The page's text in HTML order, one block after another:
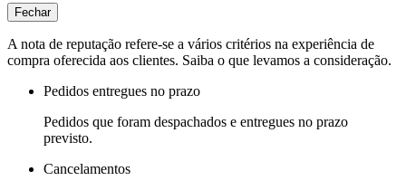
Fechar
A nota de reputação refere-se a vários critérios na experiência de
compra oferecida aos clientes. Saiba o que levamos a consideração.
Pedidos entregues no prazo
Pedidos que foram despachados e entregues no prazo
previsto.
Cancelamentos